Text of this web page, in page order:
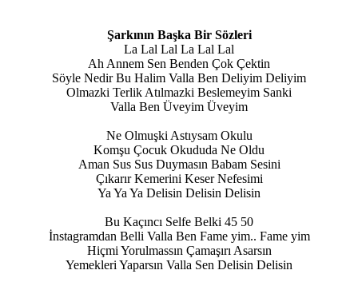
Şarkının Başka Bir Sözleri
La Lal Lal La Lal Lal
Ah Annem Sen Benden Çok Çektin
Söyle Nedir Bu Halim Valla Ben Deliyim Deliyim
Olmazki Terlik Atılmazki Beslemeyim Sanki
Valla Ben Üveyim Üveyim
Ne Olmuşki Astıysam Okulu
Komşu Çocuk Okududa Ne Oldu
Aman Sus Sus Duymasın Babam Sesini
Çıkarır Kemerini Keser Nefesimi
Ya Ya Ya Delisin Delisin Delisin
Bu Kaçıncı Selfe Belki 45 50
İnstagramdan Belli Valla Ben Fame yim.. Fame yim
Hiçmi Yorulmassın Çamaşırı Asarsın
Yemekleri Yaparsın Valla Sen Delisin Delisin